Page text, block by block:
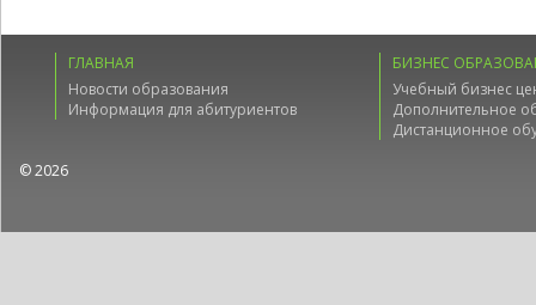
ГЛАВНАЯ
Новости образования
Информация для абитуриентов
БИЗНЕС
Учебный бизнес
Дополнительное
Дистанционное
© 2026